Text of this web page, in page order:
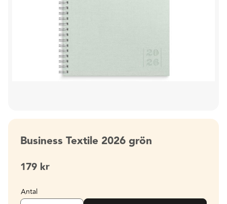
Business Textile 2026 grön
179 kr
Antal